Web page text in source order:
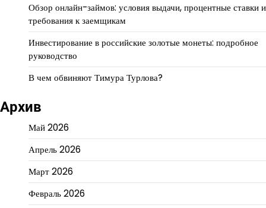
Обзор онлайн-займов: условия выдачи, процентные ставки и
требования к заемщикам
Инвестирование в российские золотые монеты: подробное
руководство
В чем обвиняют Тимура Турлова?
Архив
Май 2026
Апрель 2026
Март 2026
Февраль 2026